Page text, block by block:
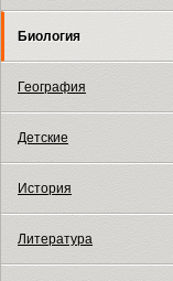
Биология
География
Детские
История
Литература